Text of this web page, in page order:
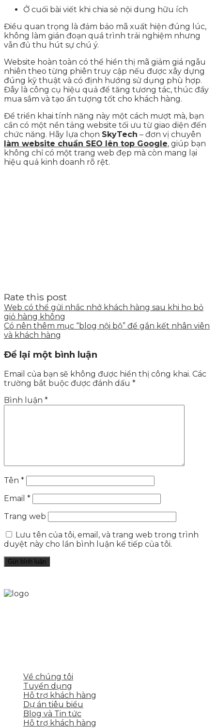
Ở cuối bài viết khi chia sẻ nội dung hữu ích
Điều quan trọng là đảm bảo mã xuất hiện đúng lúc,
không làm gián đoạn quá trình trải nghiệm nhưng
vẫn đủ thu hút sự chú ý.
Website hoàn toàn có thể hiển thị mã giảm giá ngẫu
nhiên theo từng phiên truy cập nếu được xây dựng
đúng kỹ thuật và có định hướng sử dụng phù hợp.
Đây là công cụ hiệu quả để tăng tương tác, thúc đẩy
mua sắm và tạo ấn tượng tốt cho khách hàng.
Để triển khai tính năng này một cách mượt mà, bạn
cần có một nền tảng website tối ưu từ giao diện đến
chức năng. Hãy lựa chọn SkyTech – đơn vị chuyên
làm website chuẩn SEO lên top Google, giúp bạn
không chỉ có một trang web đẹp mà còn mang lại
hiệu quả kinh doanh rõ rệt.
Rate this post
Web có thể gửi nhắc nhở khách hàng sau khi họ bỏ
giỏ hàng không
Có nên thêm mục “blog nội bộ” để gắn kết nhân viên
và khách hàng
Để lại một bình luận
Email của bạn sẽ không được hiển thị công khai. Các
trường bắt buộc được đánh dấu *
Bình luận *
Tên *
Email *
Trang web
Lưu tên của tôi, email, và trang web trong trình
duyệt này cho lần bình luận kế tiếp của tôi.
Về chúng tôi
Tuyển dụng
Hỗ trợ khách hàng
Dự án tiêu biểu
Blog và Tin tức
Hỗ trợ khách hàng